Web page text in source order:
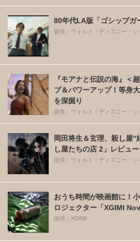
80年代LA版「ゴシップガ
提供：ウォルト・ディズニー・ジ
『モアナと伝説の海』＜
プ＆パワーアップ！等身
を深掘り
提供：ウォルト・ディズニー・ジ
岡田将生＆玄理、殺し屋
し屋たちの店 2」レビュー
提供：ウォルト・ディズニー・ジ
おうち時間が映画館に！
ロジェクター「XGIMI
提供：XGIMI